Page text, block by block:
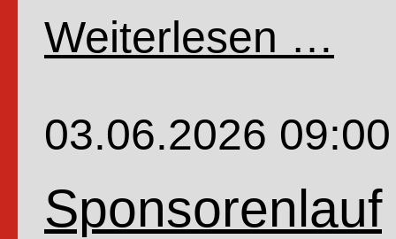
Weiterlesen …
der
03.06.2026 09:00
Sponsorenlauf